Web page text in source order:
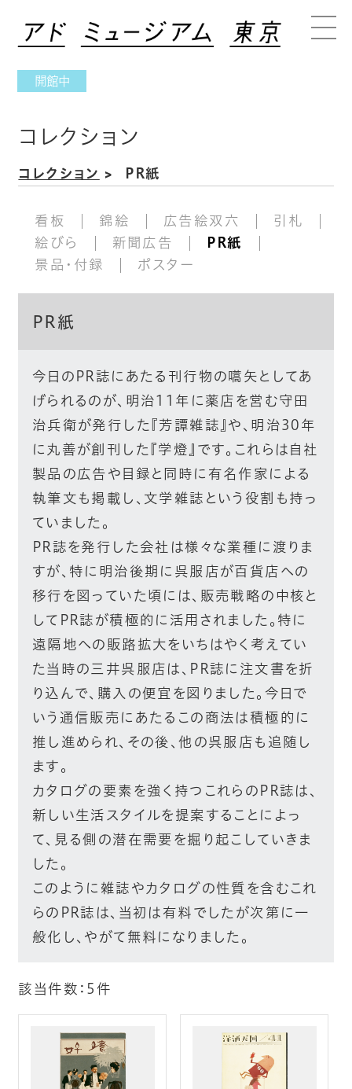
開館中
コレクション
コレクション PR紙
看板 錦絵 広告絵双六
引札
絵びら
新聞広告
PR紙
景品・付録
ポスター
PR紙
今日のPR誌にあたる刊行物の嚆矢としてあ
げられるのが、明治11年に薬店を営む守田
治兵衛が発行した『芳譚雑誌』や、明治30年
に丸善が創刊した『学燈』です。これらは自社
製品の広告や目録と同時に有名作家による
執筆文も掲載し、文学雑誌という役割も持っ
ていました。
PR誌を発行した会社は様々な業種に渡りま
すが、特に明治後期に呉服店が百貨店への
移行を図っていた頃には、販売戦略の中核と
してPR誌が積極的に活用されました。特に
遠隔地への販路拡大をいちはやく考えてい
た当時の三井呉服店は、PR誌に注文書を折
り込んで、購入の便宜を図りました。今日で
いう通信販売にあたるこの商法は積極的に
推し進められ、その後、他の呉服店も追随し
ます。
カタログの要素を強く持つこれらのPR誌は、
新しい生活スタイルを提案することによっ
て、見る側の潜在需要を掘り起こしていきま
した。
このように雑誌やカタログの性質を含むこれ
らのPR誌は、当初は有料でしたが次第に一
般化し、やがて無料になりました。
該当件数： 5件